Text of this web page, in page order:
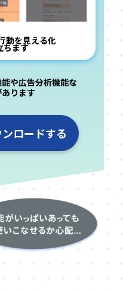
動を見える化
ちます
や広告分析機能な
ります
ロードする